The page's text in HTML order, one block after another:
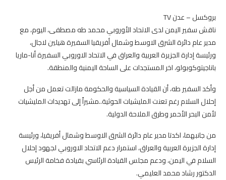
بروكسل – عدن TV
ناقش سفير اليمن لدى الاتحاد الأوروبي محمد طه مصطفى، اليوم، مع
مدير عام دائرة الشرق الاوسط وشمال أفريقيا السفيرة هيلين لاجال،
ورئيسة إدارة الجزيرة العربية والعراق في الاتحاد الاوروبي السفيرة أنا-ماريا
باناجيتوكوبولو، اخر المستجدات على الساحة اليمنية والمنطقة.
وأكد السفير طه، أن القيادة السياسية والحكومة مازالت تعمل من أجل
إحلال السلام رغم تعنت المليشيات الحوثية..مشيراً إلى تهديدات المليشيات
لأمن البحر الأحمر وطرق الملاحة الدولية.
من جانبهما، اكدتا مدير عام دائرة الشرق الاوسط وشمال أفريقيا، ورئيسة
إدارة الجزيرة العربية والعراق، استمرار دعم الاتحاد الاوروبي لجهود إحلال
السلام في اليمن، ودعم مجلس القيادة الرئاسي بقيادة فخامة الرئيس
الدكتور رشاد محمد العليمي.